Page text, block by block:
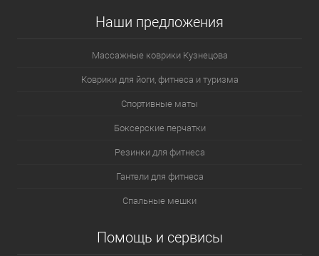
Наши предложения
Массажные коврики Кузнецова
Коврики для йоги, фитнеса и туризма
Спортивные маты
Боксерские перчатки
Резинки для фитнеса
Гантели для фитнеса
Спальные мешки
Помощь и сервисы